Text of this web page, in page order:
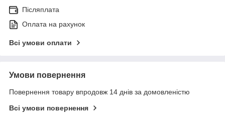
Післяплата
Оплата на рахунок
Всі умови оплати
Умови повернення
Повернення товару впродовж 14 днів за домовленістю
Всі умови повернення